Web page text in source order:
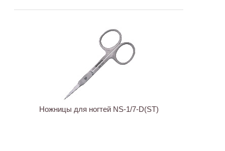
Ножницы для ногтей NS-1/7-D(ST)